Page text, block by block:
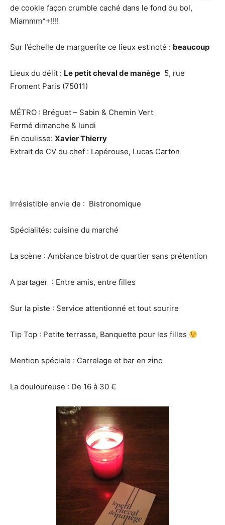
de cookie façon crumble caché dans le fond du bol,
Miammm^+!!!!
Sur l’échelle de marguerite ce lieux est noté : beaucoup
Lieux du délit : Le petit cheval de manège 5, rue
Froment Paris (75011)
MÉTRO : Bréguet – Sabin & Chemin Vert
Fermé dimanche & lundi
En coulisse: Xavier Thierry
Extrait de CV du chef : Lapérouse, Lucas Carton
Irrésistible envie de : Bistronomique
Spécialités: cuisine du marché
La scène : Ambiance bistrot de quartier sans prétention
A partager : Entre amis, entre filles
Sur la piste : Service attentionné et tout sourire
Tip Top : Petite terrasse, Banquette pour les filles
Mention spéciale : Carrelage et bar en zinc
La douloureuse : De 16 à 30 €